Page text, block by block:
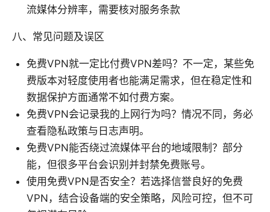
流媒体分辨率，需要核对服务条款
八、常见问题及误区
免费VPN就一定比付费VPN差吗？不一定，某些免
费版本对轻度使用者也能满足需求，但在稳定性和
数据保护方面通常不如付费方案。
免费VPN会记录我的上网行为吗？情况不同，务必
查看隐私政策与日志声明。
免费VPN能否绕过流媒体平台的地域限制？部分
能，但很多平台会识别并封禁免费账号。
使用免费VPN是否安全？若选择信誉良好的免费
VPN，结合设备端的安全策略，风险可控，但不可